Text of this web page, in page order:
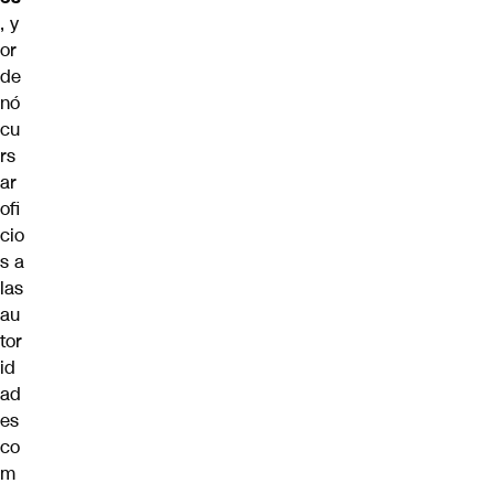
, y
or
de
nó
cu
rs
ar
ofi
cio
s a
las
au
tor
id
ad
es
co
m